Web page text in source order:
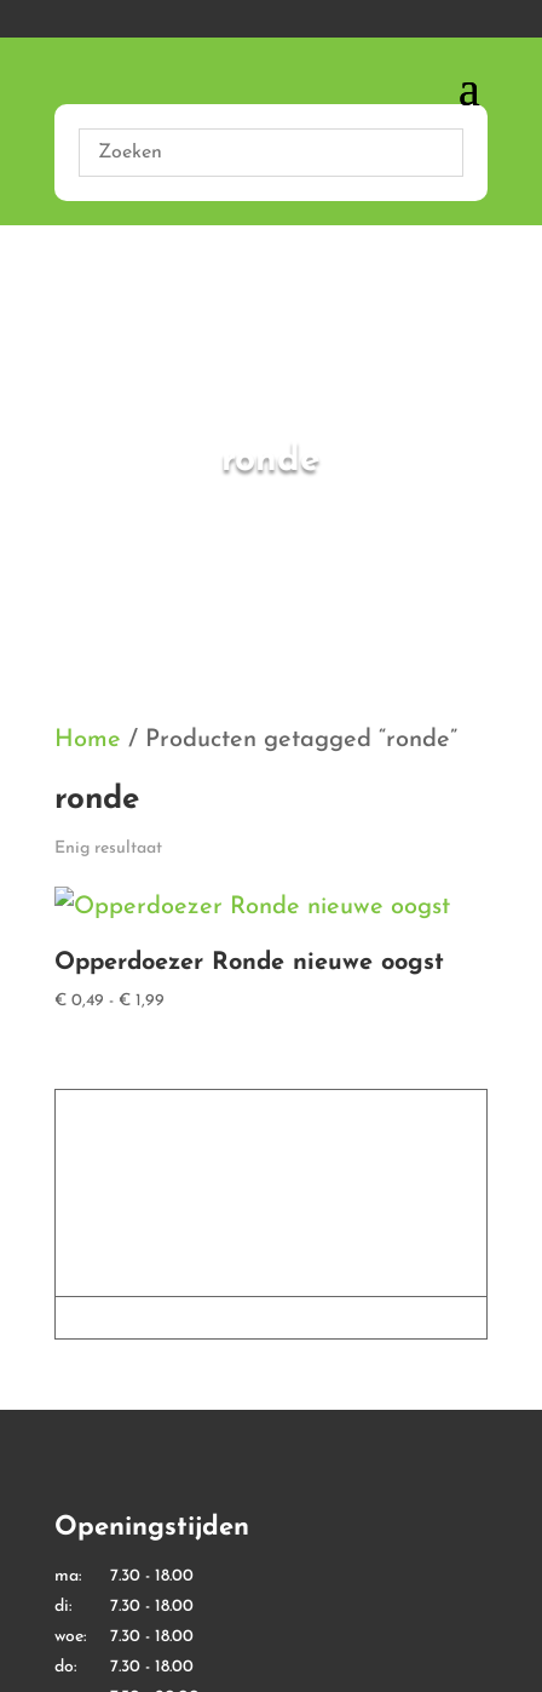
ronde
Home / Producten getagged “ronde”
ronde
Enig resultaat
Opperdoezer Ronde nieuwe oogst
€0,49 - €1,99Prijsklasse:
Openingstijden
ma: 7.30 - 18.00
di: 7.30 - 18.00
woe: 7.30 - 18.00
do: 7.30 - 18.00